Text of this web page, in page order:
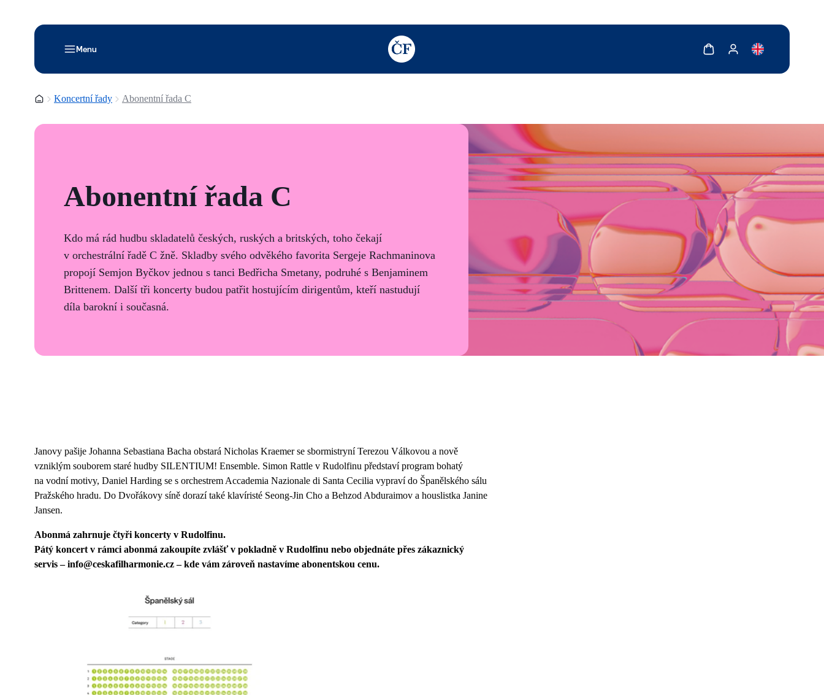
Menu
TODO: Add description for reader
Zobrazit košíkZobrazit můj účet
Domovská stránka
Koncertní řady Abonentní řada C
Abonentní řada C
Kdo má rád hudbu skladatelů českých, ruských a britských, toho čekají
v orchestrální řadě C žně. Skladby svého odvěkého favorita Sergeje Rachmaninova
propojí Semjon Byčkov jednou s tanci Bedřicha Smetany, podruhé s Benjaminem
Brittenem. Další tři koncerty budou patřit hostujícím dirigentům, kteří nastudují
díla barokní i současná.
Janovy pašije Johanna Sebastiana Bacha obstará Nicholas Kraemer se sbormistryní Terezou Válkovou a nově
vzniklým souborem staré hudby SILENTIUM! Ensemble. Simon Rattle v Rudolfinu představí program bohatý
na vodní motivy, Daniel Harding se s orchestrem Accademia Nazionale di Santa Cecilia vypraví do Španělského sálu
Pražského hradu. Do Dvořákovy síně dorazí také klavíristé Seong-Jin Cho a Behzod Abduraimov a houslistka Janine
Jansen.
Abonmá zahrnuje čtyři koncerty v Rudolfinu.
Pátý koncert v rámci abonmá zakoupíte zvlášť v pokladně v Rudolfinu nebo objednáte přes zákaznický
servis – info@ceskafilharmonie.cz – kde vám zároveň nastavíme abonentskou cenu.